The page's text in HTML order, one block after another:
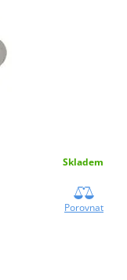
Skladem
Porovnat